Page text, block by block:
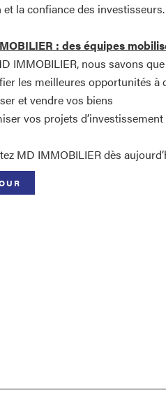
et la confiance des
: des équipes
IMMOBILIER, nous savons
les meilleures opportunités à
et vendre vos biens
vos projets
MD IMMOBILIER dès